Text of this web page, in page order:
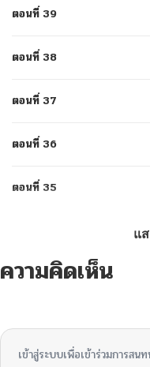
ตอนที่ 39
ตอนที่ 38
ตอนที่ 37
ตอนที่ 36
ตอนที่ 35
ตอนที่ 33
ตอนที่ 31
แ
ความคิดเห็น
เข้าสู่ระบบเพื่อเข้าร่วมการสน